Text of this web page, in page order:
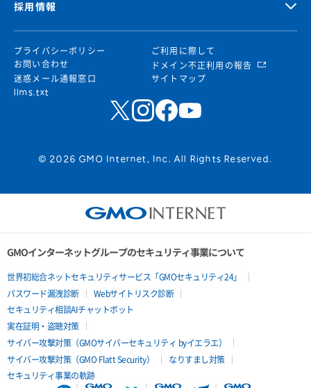
採用情報
プライバシーポリシー
ご利用に際して
お問い合わせ
ドメイン不正利用の報告
迷惑メール通報窓口
サイトマップ
llms.txt
© 2026 GMO Internet, Inc. All Rights Reserved.
GMOインターネットグループのセキュリティ事業について
世界初総合ネットセキュリティサービス「GMOセキュリティ24」
パスワード漏洩診断
Webサイトリスク診断
セキュリティ相談AIチャットボット
実在証明・盗聴対策
サイバー攻撃対策（GMOサイバーセキュリティ byイエラエ）
サイバー攻撃対策（GMO Flatt Security）
なりすまし対策
セキュリティ事業の軌跡